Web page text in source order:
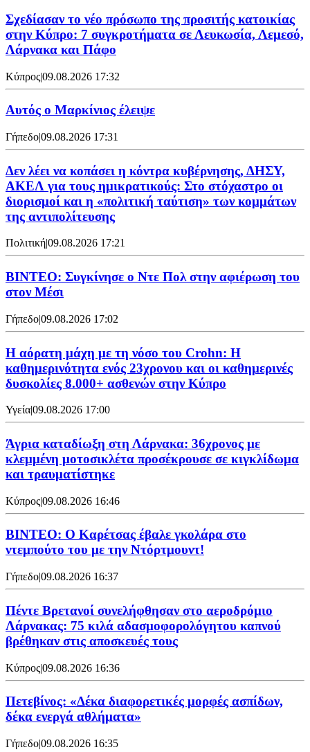
Σχεδίασαν το νέο πρόσωπο της προσιτής κατοικίας
στην Κύπρο: 7 συγκροτήματα σε Λευκωσία, Λεμεσό,
Λάρνακα και Πάφο
Κύπρος|09.08.2026 17:32
Αυτός ο Μαρκίνιος έλειψε
Γήπεδο|09.08.2026 17:31
Δεν λέει να κοπάσει η κόντρα κυβέρνησης, ΔΗΣΥ,
ΑΚΕΛ για τους ημικρατικούς: Στο στόχαστρο οι
διορισμοί και η «πολιτική ταύτιση» των κομμάτων
της αντιπολίτευσης
Πολιτική|09.08.2026 17:21
ΒΙΝΤΕΟ: Συγκίνησε ο Ντε Πολ στην αφιέρωση του
στον Μέσι
Γήπεδο|09.08.2026 17:02
Η αόρατη μάχη με τη νόσο του Crohn: Η
καθημερινότητα ενός 23χρονου και οι καθημερινές
δυσκολίες 8.000+ ασθενών στην Κύπρο
Υγεία|09.08.2026 17:00
Άγρια καταδίωξη στη Λάρνακα: 36χρονος με
κλεμμένη μοτοσικλέτα προσέκρουσε σε κιγκλίδωμα
και τραυματίστηκε
Κύπρος|09.08.2026 16:46
ΒΙΝΤΕΟ: Ο Καρέτσας έβαλε γκολάρα στο
ντεμπούτο του με την Ντόρτμουντ!
Γήπεδο|09.08.2026 16:37
Πέντε Βρετανοί συνελήφθησαν στο αεροδρόμιο
Λάρνακας: 75 κιλά αδασμοφορολόγητου καπνού
βρέθηκαν στις αποσκευές τους
Κύπρος|09.08.2026 16:36
Πετεβίνος: «Δέκα διαφορετικές μορφές ασπίδων,
δέκα ενεργά αθλήματα»
Γήπεδο|09.08.2026 16:35